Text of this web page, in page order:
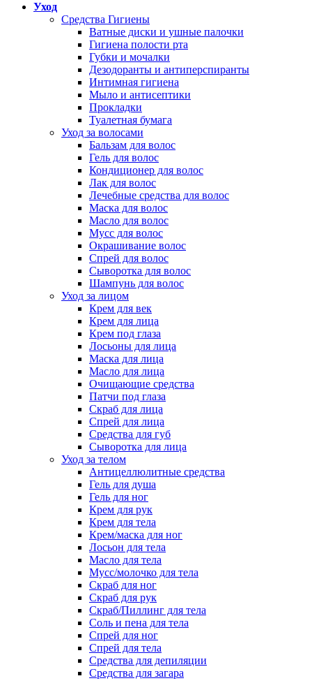
Уход
Средства Гигиены
Ватные диски и ушные палочки
Гигиена полости рта
Губки и мочалки
Дезодоранты и антиперспиранты
Интимная гигиена
Мыло и антисептики
Прокладки
Туалетная бумага
Уход за волосами
Бальзам для волос
Гель для волос
Кондиционер для волос
Лак для волос
Лечебные средства для волос
Маска для волос
Масло для волос
Мусс для волос
Окрашивание волос
Спрей для волос
Сыворотка для волос
Шампунь для волос
Уход за лицом
Крем для век
Крем для лица
Крем под глаза
Лосьоны для лица
Маска для лица
Масло для лица
Очищающие средства
Патчи под глаза
Скраб для лица
Спрей для лица
Средства для губ
Сыворотка для лица
Уход за телом
Антицеллюлитные средства
Гель для душа
Гель для ног
Крем для рук
Крем для тела
Крем/маска для ног
Лосьон для тела
Масло для тела
Мусс/молочко для тела
Скраб для ног
Скраб для рук
Скраб/Пиллинг для тела
Соль и пена для тела
Спрей для ног
Спрей для тела
Средства для депиляции
Средства для загара